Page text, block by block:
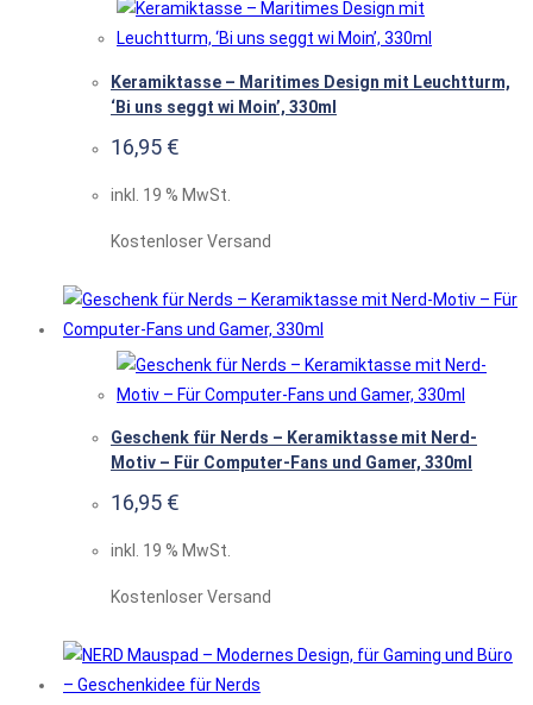
Keramiktasse – Maritimes Design mit Leuchtturm,
‘Bi uns seggt wi Moin’, 330ml
16,95 €
inkl. 19 % MwSt.
Kostenloser Versand
Geschenk für Nerds – Keramiktasse mit Nerd-
Motiv – Für Computer-Fans und Gamer, 330ml
16,95 €
inkl. 19 % MwSt.
Kostenloser Versand